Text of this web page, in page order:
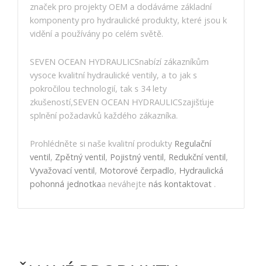
značek pro projekty OEM a dodáváme základní
komponenty pro hydraulické produkty, které jsou k
vidění a používány po celém světě.
SEVEN OCEAN HYDRAULICSnabízí zákazníkům
vysoce kvalitní hydraulické ventily, a to jak s
pokročilou technologií, tak s 34 lety
zkušeností,SEVEN OCEAN HYDRAULICSzajišťuje
splnění požadavků každého zákazníka.
Prohlédněte si naše kvalitní produkty Regulační
ventil, Zpětný ventil, Pojistný ventil, Redukční ventil,
Vyvažovací ventil, Motorové čerpadlo, Hydraulická
pohonná jednotkaa neváhejte nás kontaktovat .